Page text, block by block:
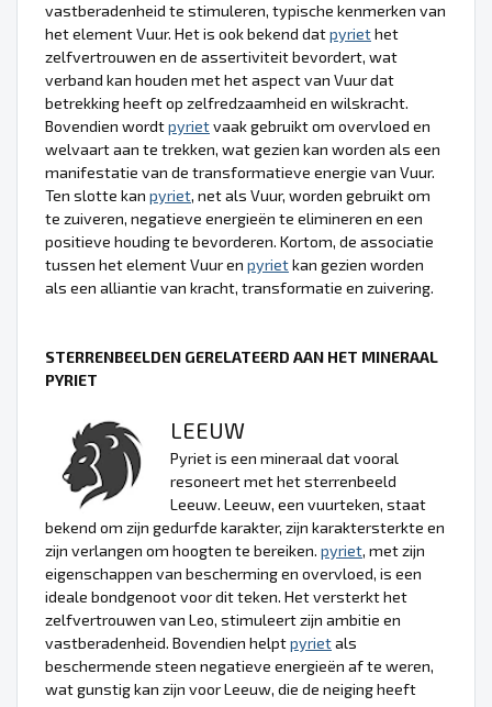
vastberadenheid te stimuleren, typische kenmerken van
het element Vuur. Het is ook bekend datpyriethet
zelfvertrouwen en de assertiviteit bevordert, wat
verband kan houden met het aspect van Vuur dat
betrekking heeft op zelfredzaamheid en wilskracht.
Bovendien wordtpyrietvaak gebruikt om overvloed en
welvaart aan te trekken, wat gezien kan worden als een
manifestatie van de transformatieve energie van Vuur.
Ten slotte kan pyriet, net als Vuur, worden gebruikt om
te zuiveren, negatieve energieën te elimineren en een
positieve houding te bevorderen. Kortom, de associatie
tussen het element Vuur en pyrietkan gezien worden
als een alliantie van kracht, transformatie en zuivering.
STERRENBEELDEN GERELATEERD AAN HET MINERAAL
PYRIET
LEEUW
Pyriet is een mineraal dat vooral
resoneert met het sterrenbeeld
Leeuw. Leeuw, een vuurteken, staat
bekend om zijn gedurfde karakter, zijn karaktersterkte en
zijn verlangen om hoogten te bereiken. pyriet, met zijn
eigenschappen van bescherming en overvloed, is een
ideale bondgenoot voor dit teken. Het versterkt het
zelfvertrouwen van Leo, stimuleert zijn ambitie en
vastberadenheid. Bovendien helptpyrietals
beschermende steen negatieve energieën af te weren,
wat gunstig kan zijn voor Leeuw, die de neiging heeft